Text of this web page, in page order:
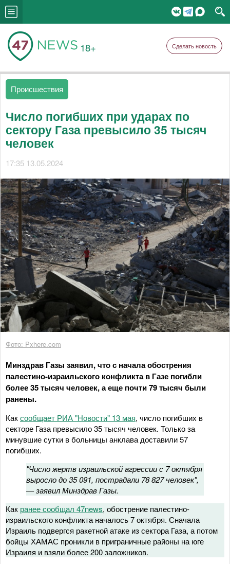
18+ Сделать новость
Происшествия
Число погибших при ударах по
сектору Газа превысило 35 тысяч
человек
17:35 13.05.2024
Фото: Pxhere.com
Минздрав Газы заявил, что с начала обострения
палестино-израильского конфликта в Газе погибли
более 35 тысяч человек, а еще почти 79 тысяч были
ранены.
Каксообщает РИА "Новости" 13 мая, число погибших в
секторе Газа превысило 35 тысяч человек. Только за
минувшие сутки в больницы анклава доставили 57
погибших.
"Число жертв израильской агрессии с 7 октября
выросло до 35 091, пострадали 78 827 человек",
— заявил Минздрав Газы.
Как ранее сообщал 47news, обострение палестино-
израильского конфликта началось 7 октября. Сначала
Израиль подвергся ракетной атаке из сектора Газа, а потом
бойцы ХАМАС проникли в приграничные районы на юге
Израиля и взяли более 200 заложников.